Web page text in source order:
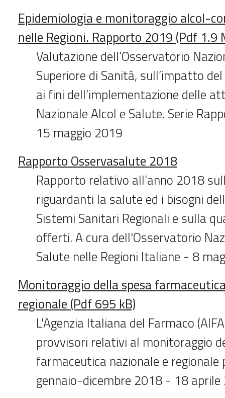
Epidemiologia e monitoraggio alcol-
nelle Regioni. Rapporto 2019 (Pdf 1.9
Valutazione dell’Osservatorio
Superiore di Sanità, sull’impatto
ai fini dell’implementazione delle
Nazionale Alcol e Salute. Serie
15 maggio 2019
Rapporto Osservasalute 2018
Rapporto relativo all’anno 2018
riguardanti la salute ed i bisogni
Sistemi Sanitari Regionali e sulla
offerti. A cura dell'Osservatorio
Salute nelle Regioni Italiane - 8
Monitoraggio della spesa
regionale (Pdf 695 kB)
L'Agenzia Italiana del Farmaco
provvisori relativi al monitoraggio
farmaceutica nazionale e regionale
gennaio-dicembre 2018 - 18